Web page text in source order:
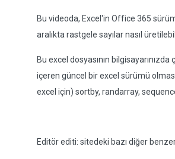
Bu videoda, Excel'in Office 365
aralıkta rastgele sayılar nasıl
Bu excel dosyasının
içeren güncel bir excel sürümü
excel için) sortby, randarray,
Editör editi: sitedeki bazı diğer